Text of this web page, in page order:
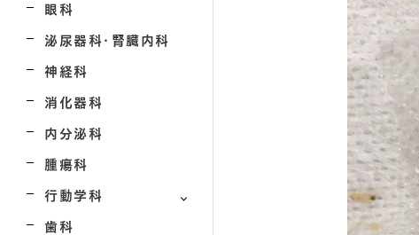
眼科
泌尿器科・腎臓内科
神経科
消化器科
内分泌科
腫瘍科
行動学科
歯科